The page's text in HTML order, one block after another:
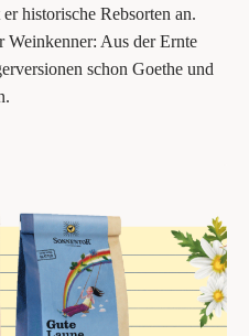
his­to­ri­sche Reb­sor­ten an.
Wein­ken­ner: Aus der Ern­te
schon Goe­the und